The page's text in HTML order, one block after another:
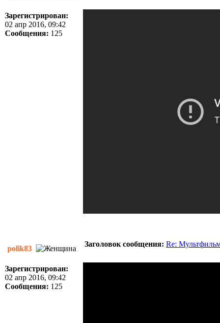
Зарегистрирован:
02 апр 2016, 09:42
Сообщения: 125
polik83
Заголовок сообщения: Re:
Зарегистрирован:
02 апр 2016, 09:42
Сообщения: 125